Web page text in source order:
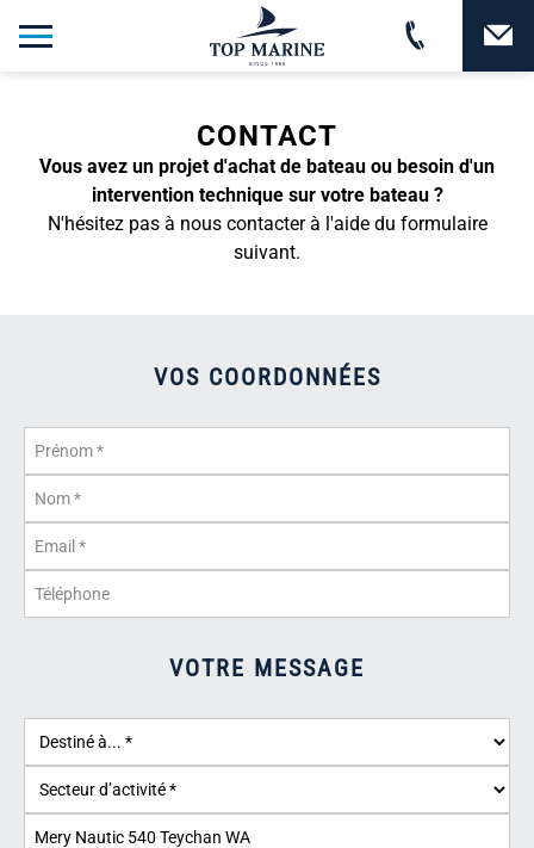
CONTACT
Vous avez un projet d'achat de bateau ou besoin d'un
intervention technique sur votre bateau ?
N'hésitez pas à nous contacter à l'aide du formulaire
suivant.
VOS COORDONNÉES
VOTRE MESSAGE